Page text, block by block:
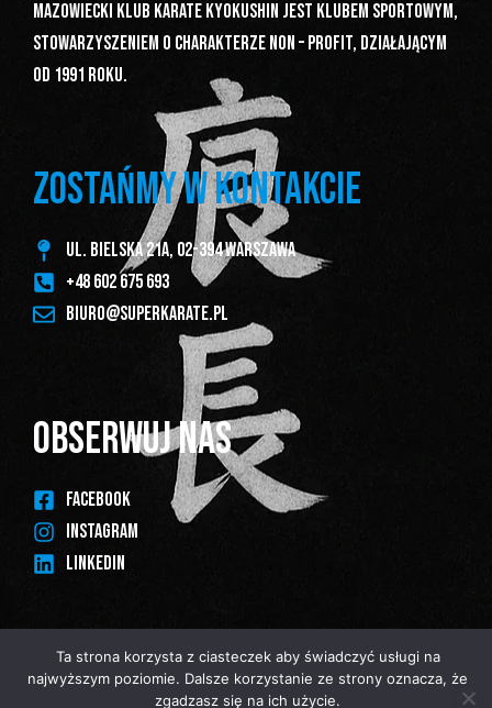
Mazowiecki Klub Karate Kyokushin jest klubem sportowym,
stowarzyszeniem o charakterze non – profit, działającym
od 1991 roku.
ZOSTAŃMY W KONTAKCIE
ul. Bielska 21A, 02-394 Warszawa
+48 602 675 693
biuro@superkarate.pl
OBSERWUJ NAS
FACEBOOK
INSTAGRAM
LINKEDIN
Made with ♥︎ by DuckIT
Ta strona korzysta z ciasteczek aby świadczyć usługi na
najwyższym poziomie. Dalsze korzystanie ze strony oznacza, że
zgadzasz się na ich użycie.